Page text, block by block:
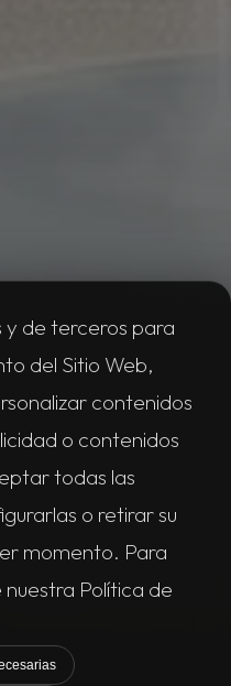
y de terceros para
del Sitio Web,
contenidos
o contenidos
todas las
o retirar su
momento. Para
Política de